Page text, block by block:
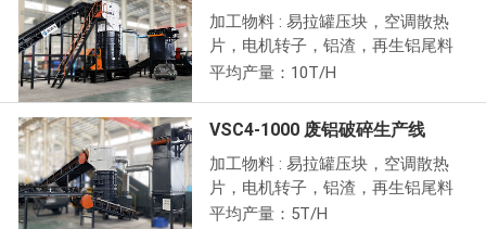
加工物料 : 易拉罐压块，空调散热
片，电机转子，铝渣，再生铝尾料
平均产量：10T/H
VSC4-1000 废铝破碎生产线
加工物料 : 易拉罐压块，空调散热
片，电机转子，铝渣，再生铝尾料
平均产量：5T/H